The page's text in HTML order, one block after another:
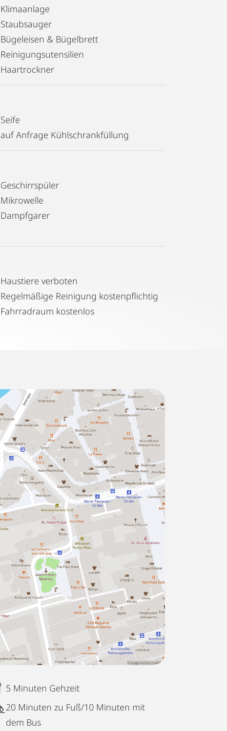
Klimaanlage
Staubsauger
Bügeleisen & Bügelbrett
Reinigungsutensilien
Haartrockner
Seife
auf Anfrage Kühlschrankfüllung
Geschirrspüler
Mikrowelle
Dampfgarer
Haustiere verboten
Regelmäßige Reinigung kostenpflichtig
Fahrradraum kostenlos
5 Minuten Gehzeit
20 Minuten zu Fuß/10 Minuten mit
dem Bus